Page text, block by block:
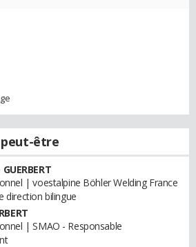
peut-être
| voestalpine Böhler Welding France
direction bilingue
| SMAO - Responsable